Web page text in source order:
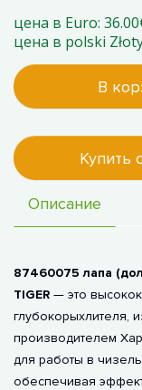
цена в Euro:
цена в polski
В
Купить
Описание
87460075 лапа
TIGER — это
глубокорыхлителя,
производителем
для работы в
обеспечивая